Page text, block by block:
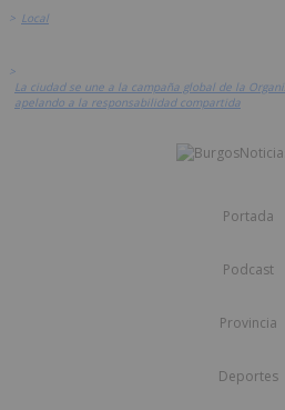
> Local
>
La ciudad se une a la campaña global de la
apelando a la responsabilidad compartida
Portada
Podcast
Provincia
Deportes